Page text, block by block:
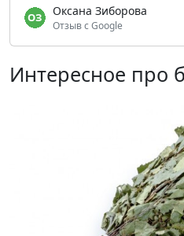
Оксана Зиборова
Отзыв с Google
Интересное про